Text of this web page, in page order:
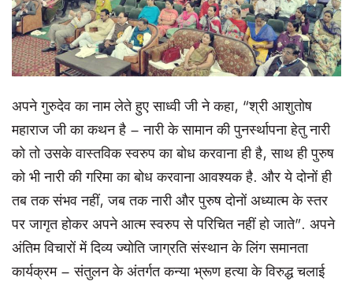
अपने गुरुदेव का नाम लेते हुए साध्वी जी ने कहा, “श्री आशुतोष
महाराज जी का कथन है – नारी के सामान की पुनर्स्थापना हेतु नारी
को तो उसके वास्तविक स्वरुप का बोध करवाना ही है, साथ ही पुरुष
को भी नारी की गरिमा का बोध करवाना आवश्यक है. और ये दोनों ही
तब तक संभव नहीं, जब तक नारी और पुरुष दोनों अध्यात्म के स्तर
पर जागृत होकर अपने आत्म स्वरुप से परिचित नहीं हो जाते”. अपने
अंतिम विचारों में दिव्य ज्योति जाग्रति संस्थान के लिंग समानता
कार्यक्रम – संतुलन के अंतर्गत कन्या भ्रूण हत्या के विरुद्ध चलाई